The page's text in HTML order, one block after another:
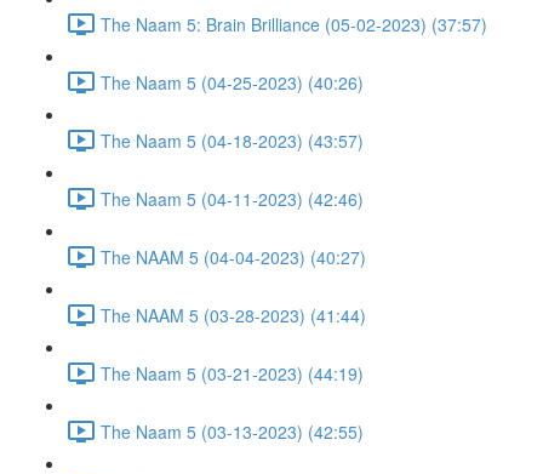
The Naam 5: Brain Brilliance (05-02-2023) (37:57)
The Naam 5 (04-25-2023) (40:26)
The Naam 5 (04-18-2023) (43:57)
The Naam 5 (04-11-2023) (42:46)
The NAAM 5 (04-04-2023) (40:27)
The NAAM 5 (03-28-2023) (41:44)
The Naam 5 (03-21-2023) (44:19)
The Naam 5 (03-13-2023) (42:55)